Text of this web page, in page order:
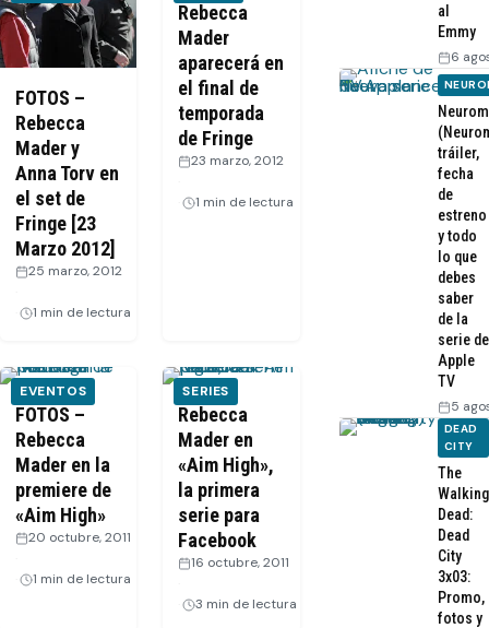
FOTOS –
Rebecca
Mader y
Anna Torv en
el set de
Fringe [23
Marzo 2012]
25 marzo, 2012
1 min de lectura
Rebecca
Mader
aparecerá en
el final de
temporada
de Fringe
23 marzo, 2012
1 min de lectura
EVENTOS
FOTOS –
Rebecca
Mader en la
premiere de
«Aim High»
20 octubre, 2011
1 min de lectura
SERIES
Rebecca
Mader en
«Aim High»,
la primera
serie para
Facebook
16 octubre, 2011
3 min de lectura
al
Emmy
6
tráiler,
fecha
de
estreno
y todo
lo que
debes
saber
de la
serie de
Apple
TV
5
DEAD
CITY
The
Walking
Dead:
Dead
City
3x03:
Promo,
fotos y